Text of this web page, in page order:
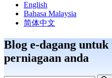
English
Bahasa Malaysia
简体中文
Blog e-dagang
perniagaan anda